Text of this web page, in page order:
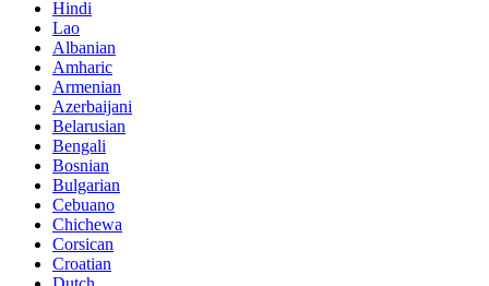
Hindi
Lao
Albanian
Amharic
Armenian
Azerbaijani
Belarusian
Bengali
Bosnian
Bulgarian
Cebuano
Chichewa
Corsican
Croatian